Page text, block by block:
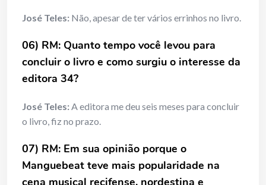
José Teles: Não, apesar de ter vários errinhos no livro.
06) RM: Quanto tempo você levou para
concluir o livro e como surgiu o interesse da
editora 34?
José Teles:A editora me deu seis meses para concluir
o livro, fiz no prazo.
07) RM: Em sua opinião porque o
Manguebeat teve mais popularidade na
cena musical recifense, nordestina e